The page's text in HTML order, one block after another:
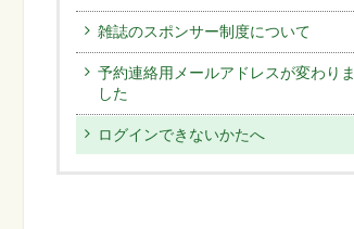
雑誌のスポンサー制度について
予約連絡用メールアドレスが変わりま
した
ログインできないかたへ